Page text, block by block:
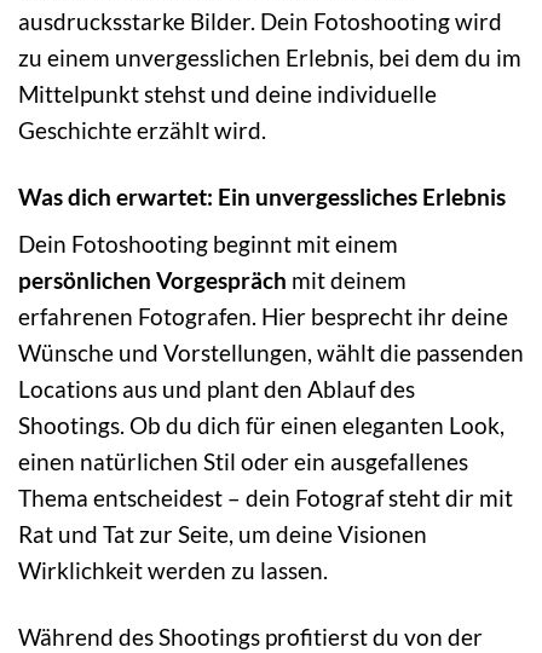
ausdrucksstarke Bilder. Dein Fotoshooting wird
zu einem unvergesslichen Erlebnis, bei dem du im
Mittelpunkt stehst und deine individuelle
Geschichte erzählt wird.
Was dich erwartet: Ein unvergessliches Erlebnis
Dein Fotoshooting beginnt mit einem
persönlichen Vorgespräch mit deinem
erfahrenen Fotografen. Hier besprecht ihr deine
Wünsche und Vorstellungen, wählt die passenden
Locations aus und plant den Ablauf des
Shootings. Ob du dich für einen eleganten Look,
einen natürlichen Stil oder ein ausgefallenes
Thema entscheidest – dein Fotograf steht dir mit
Rat und Tat zur Seite, um deine Visionen
Wirklichkeit werden zu lassen.
Während des Shootings profitierst du von der